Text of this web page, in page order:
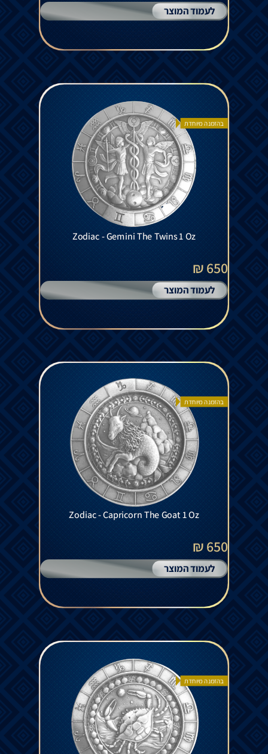
לעמוד המוצר
בהזמנה מיוחדת
Zodiac - Gemini The Twins 1 Oz
650 ₪
לעמוד המוצר
בהזמנה מיוחדת
Zodiac - Capricorn The Goat 1 Oz
650 ₪
לעמוד המוצר
בהזמנה מיוחדת